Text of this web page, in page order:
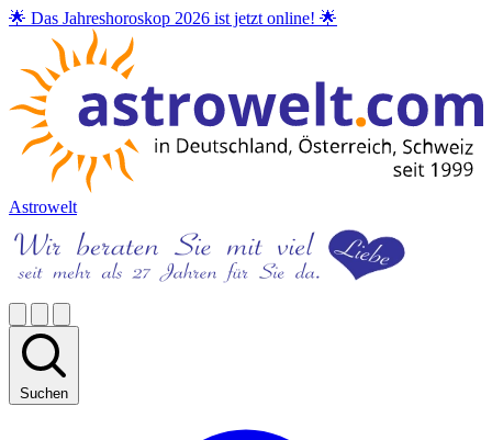
🌟 Das Jahreshoroskop 2026 ist jetzt online! 🌟
Astrowelt
Suchen